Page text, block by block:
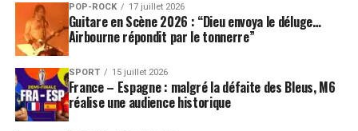
POP-ROCK 17 juillet 2026
Guitare en Scène 2026 : “Dieu envoya le déluge…
Airbourne répondit par le tonnerre”
SPORT 15 juillet 2026
France – Espagne : malgré la défaite des Bleus, M6
réalise une audience historique